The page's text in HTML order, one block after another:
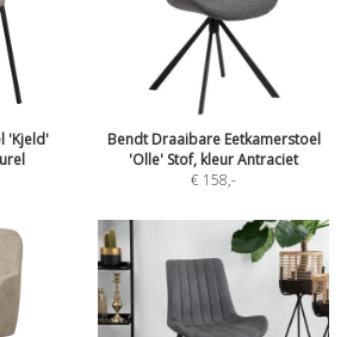
'Kjeld'
Bendt Draaibare Eetkamerstoel
'Olle' Stof, kleur Antraciet
€ 158,-